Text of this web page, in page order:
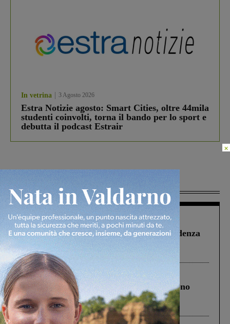
In vetrina 3 Agosto 2026
Estra Notizie agosto: Smart Cities, oltre 44mila
studenti coinvolti, torna il bando per lo sport e
debutta il podcast Estrair
Più lette
Figline Incisa Valdarno 1 Agosto 2026
Piscina di Figline finanziata oltre la scadenza
Pnrr, il gruppo di Fratelli d’Italia: “Un
ringraziamento al Governo”
Cronaca 4 Agosto 2026
Un anno fa la strage in A1 in cui morirono
Gianni, Giulia e Franco. Lo schianto, il
processo, lo stop ai sorpassi fra tir....
×